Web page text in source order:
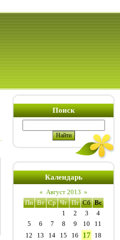
Поиск
Календарь
« Август 2013 »
Пн Вт Ср Чт Пт Сб Вс
1
2 3
4
5
6 7 8 9 10
11
12
13 14 15 16 17 18